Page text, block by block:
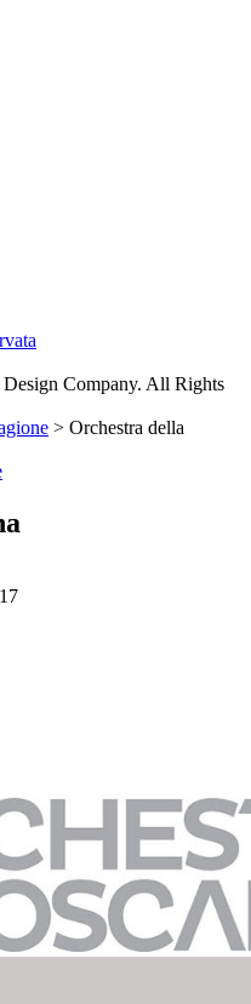
Company. All Rights
> Orchestra della